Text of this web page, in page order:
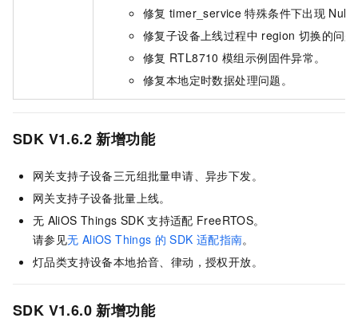
修复 timer_service 特殊条件下出现 Null
修复子设备上线过程中 region 切换的问
修复 RTL8710 模组示例固件异常。
修复本地定时数据处理问题。
SDK V1.6.2 新增功能
网关支持子设备三元组批量申请、异步下发。
网关支持子设备批量上线。
无 AliOS Things SDK 支持适配 FreeRTOS。
请参见无 AliOS Things 的 SDK 适配指南。
灯品类支持设备本地拾音、律动，授权开放。
SDK V1.6.0 新增功能